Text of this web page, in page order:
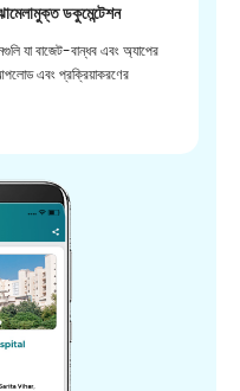
ডকুমেন্টেশন
যা বাজেট-বান্ধব এবং অ্যাপের
এবং প্রক্রিয়াকরণের